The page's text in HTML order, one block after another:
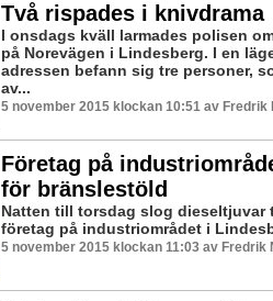
Två rispades i knivdrama
I onsdags kväll larmades polisen
på Norevägen i Lindesberg. I en
adressen befann sig tre personer,
av...
5 november 2015 klockan 10:51 av Fredrik
Företag på
för bränslestöld
Natten till torsdag slog dieseltjuvar
företag på industriområdet i
5 november 2015 klockan 11:03 av Fredrik